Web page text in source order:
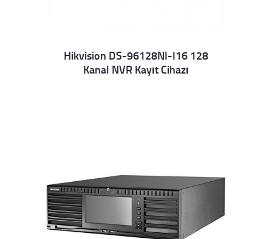
Details
Hikvision DS-96128NI-I16 128
Kanal NVR Kayıt Cihazı